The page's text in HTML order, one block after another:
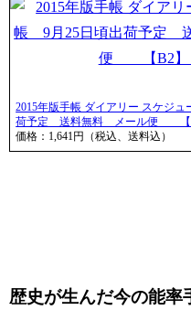
2015年版手帳 ダイアリー スケジ
荷予定 送料無料 メール便 【
価格：1,641円（税込、送料込）
歴史が生んだ今の能率